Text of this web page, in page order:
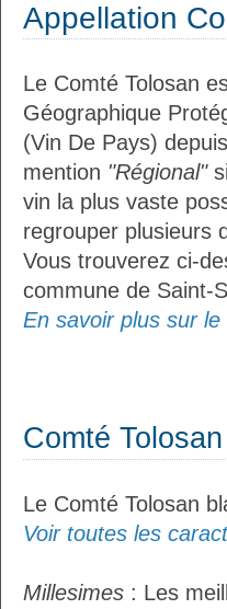
Appellation
Le Comté Tolosan
Géographique
(Vin De Pays)
mention "Régional"
vin la plus vaste
regrouper plusieurs
Vous trouverez ci-
commune de Saint-
En savoir plus sur
Comté
Le Comté Tolosan
Voir toutes les
Millesimes : Les